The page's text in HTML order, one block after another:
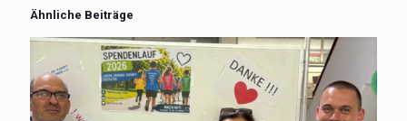
Ähnliche Beiträge